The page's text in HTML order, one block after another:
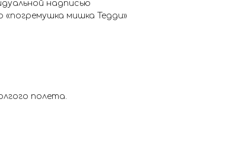
надписью
мишка Тедди»
полета.